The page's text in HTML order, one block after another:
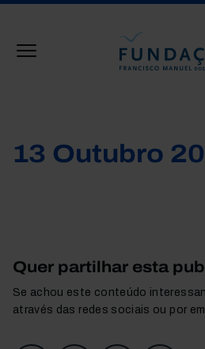
13 Outubro
Quer partilhar esta
Se achou este conteúdo
através das redes sociais ou por